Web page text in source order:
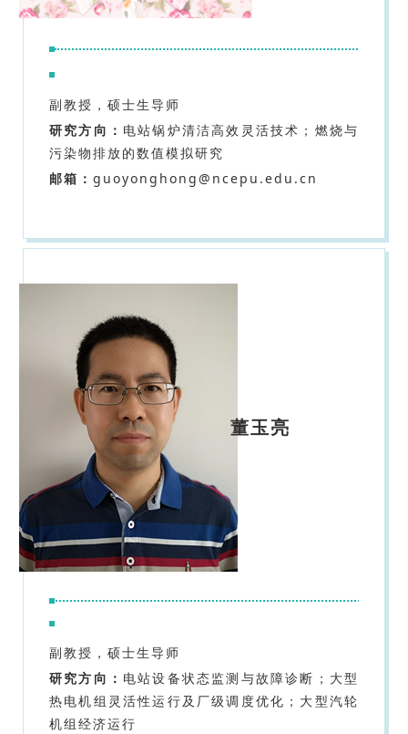
副教授，硕士生导师
研究方向： 电站锅炉清洁高效灵活技术；燃烧与
污染物排放的数值模拟研究
邮箱： guoyonghong@ncepu.edu.cn
董玉亮
副教授，硕士生导师
研究方向： 电站设备状态监测与故障诊断；大型
热电机组灵活性运行及厂级调度优化；大型汽轮
机组经济运行